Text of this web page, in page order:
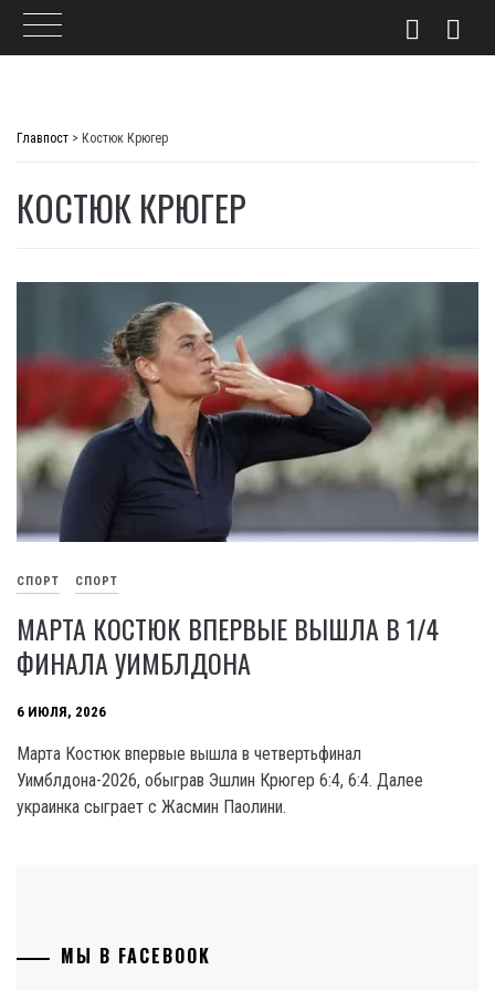
Главпост > Костюк Крюгер
КОСТЮК КРЮГЕР
СПОРТ СПОРТ
МАРТА КОСТЮК ВПЕРВЫЕ ВЫШЛА В 1/4
ФИНАЛА УИМБЛДОНА
6 ИЮЛЯ, 2026
Марта Костюк впервые вышла в четвертьфинал
Уимблдона-2026, обыграв Эшлин Крюгер 6:4, 6:4. Далее
украинка сыграет с Жасмин Паолини.
МЫ В FACEBOOK